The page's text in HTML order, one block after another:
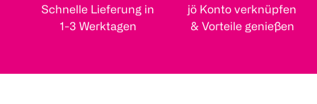
Schnelle Lieferung in
1-3 Werktagen
jö Konto verknüpfen
& Vorteile genießen